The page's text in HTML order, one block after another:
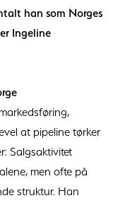
han som Norges
Ingeline
at pipeline tørker
Salgsaktivitet
men ofte på
struktur. Han